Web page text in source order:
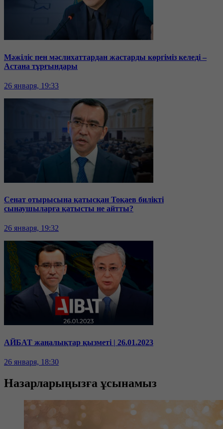
Мәжіліс пен мәслихаттардан жастарды көргіміз келеді –
Астана тұрғындары
26 января, 19:33
Сенат отырысына қатысқан Тоқаев билікті
сынаушыларға қатысты не айтты?
26 января, 19:32
АЙБАТ жаңалықтар қызметі | 26.01.2023
26 января, 18:30
Назарларыңызға ұсынамыз